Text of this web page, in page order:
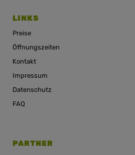
LINKS
Preise
Öffnungszeiten
Kontakt
Impressum
Datenschutz
FAQ
PARTNER